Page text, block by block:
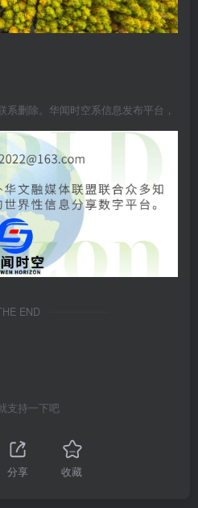
删除。华闻时空系信息发布平台，
END
支持一下吧
分享 收藏